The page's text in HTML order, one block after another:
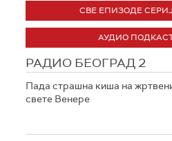
СВЕ ЕПИЗОДЕ
АУДИО
РАДИО БЕОГРАД 2
Пада страшна киша на
свете Венере